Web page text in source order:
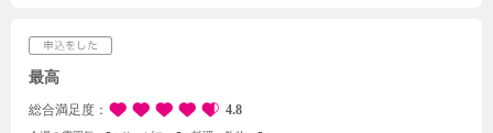
最高
総合満足度 4.8